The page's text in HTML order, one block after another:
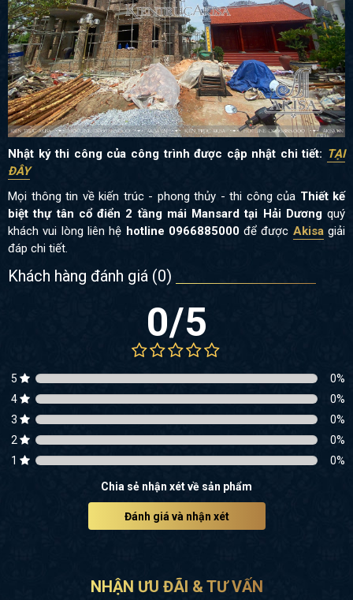
Nhật ký thi công của công trình được cập nhật chi tiết: TẠI
ĐÂY
Mọi thông tin về kiến trúc - phong thủy - thi công của Thiết kế
biệt thự tân cổ điển 2 tầng mái Mansard tại Hải Dươngquý
khách vui lòng liên hệ hotline 0966885000để được Akisagiải
đáp chi tiết.
Khách hàng đánh giá (0)
0/5
5 0%
4
0%
3
0%
2
0%
1
0%
Chia sẻ nhận xét về sản phẩm
Đánh giá và nhận xét
NHẬN ƯU ĐÃI & TƯ VẤN